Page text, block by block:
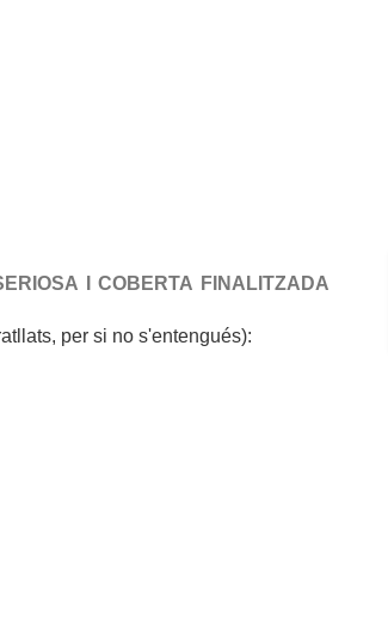
i coberta finalitzada
per si no s'entengués):